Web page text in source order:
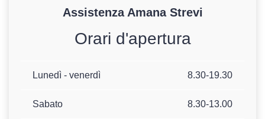
Assistenza AmanaStrevi
Orari d'apertura
Lunedì - venerdì 8.30-19.30
Sabato 8.30-13.00